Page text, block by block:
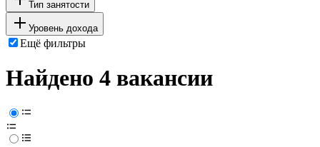
Тип занятости
Уровень дохода
Ещё фильтры
Найдено 4 вакансии